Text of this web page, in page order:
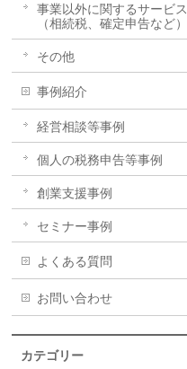
事業以外に関するサービス
（相続税、確定申告など）
その他
事例紹介
経営相談等事例
個人の税務申告等事例
創業支援事例
セミナー事例
よくある質問
お問い合わせ
カテゴリー